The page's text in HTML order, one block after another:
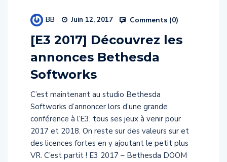
BB Juin 12, 2017 Comments (0)
[E3 2017] Découvrez les
annonces Bethesda
Softworks
C’est maintenant au studio Bethesda
Softworks d’annoncer lors d’une grande
conférence à l’E3, tous ses jeux à venir pour
2017 et 2018. On reste sur des valeurs sur et
des licences fortes en y ajoutant le petit plus
VR. C’est partit ! E3 2017 – Bethesda DOOM